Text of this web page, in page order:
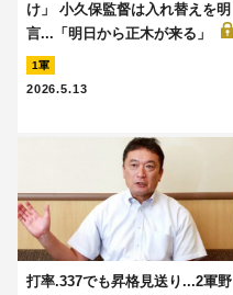
け」 小久保監督は入れ替えを明
言...「明日から正木が来る」
1軍
2026.5.13
打率.337でも昇格見送り...2軍野